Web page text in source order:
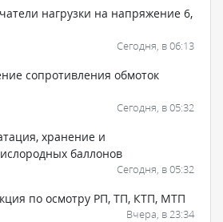
нагрузки на напряжение 6,
Сегодня, в 06:13
сопротивления обмоток
Сегодня, в 05:32
хранение и
баллонов
Сегодня, в 05:32
по осмотру РП, ТП, КТП, МТП
Вчера, в 23:34